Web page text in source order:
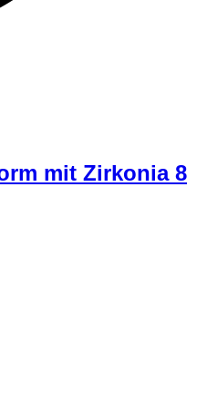
mit Zirkonia 8